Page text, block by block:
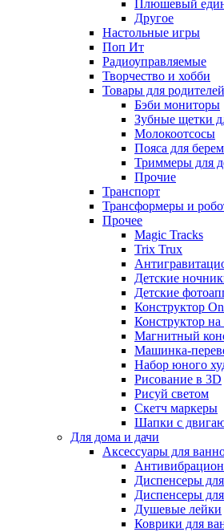
Плюшевый
Другое
Настольные игры
Поп Ит
Радиоуправляемые
Творчество и хобби
Товары для родителей
Бэби мониторы
Зубные щетки
Молокоотсосы
Пояса для
Триммеры для
Прочие
Транспорт
Трансформеры и
Прочее
Magic Tracks
Trix Trux
Детские
Детские
Конструктор
Конструктор
Магнитный
Машинка-
Набор юного
Рисование в 3D
Рисуй светом
Скетч маркеры
Шапки с
Для дома и дачи
Аксессуары для
Диспенсеры
Диспенсеры
Душевые лейки
Коврики для